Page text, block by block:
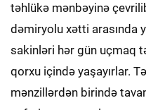
təhlükə mənbəyinə
dəmiryolu xətti arasında
sakinləri hər gün uçmaq
qorxu içində yaşayırlar.
mənzillərdən birində